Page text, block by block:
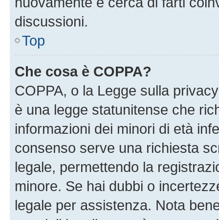
discussioni.
Top
Che cosa è COPPA?
COPPA, o la Legge sulla
è una legge statunitense che
informazioni dei minori di età
consenso serve una richiesta
legale, permettendo la
minore. Se hai dubbi o
legale per assistenza. Nota